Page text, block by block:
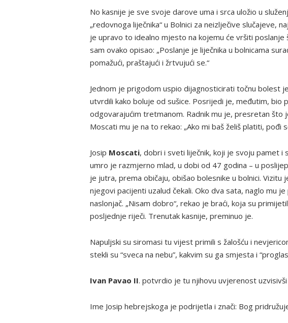
No kasnije je sve svoje darove uma i srca uložio u
„redovnoga liječnika“ u Bolnici za neizlječive slučajeve,
je upravo to idealno mjesto na kojemu će vršiti
sam ovako opisao: „Poslanje je liječnika u bolnicama
pomažući, praštajući i žrtvujući se.“
Jednom je prigodom uspio dijagnosticirati točnu bolest
utvrdili kako boluje od sušice. Posrijedi je, međutim, bio
odgovarajućim tretmanom. Radnik mu je, presretan što
Moscati mu je na to rekao: „Ako mi baš želiš platiti,
Josip Moscati, dobri i sveti liječnik, koji je svoju pamet i
umro je razmjerno mlad, u dobi od 47 godina – u
je jutra, prema običaju, obišao bolesnike u bolnici.
njegovi pacijenti uzalud čekali. Oko dva sata, naglo mu
naslonjač. „Nisam dobro“, rekao je braći, koja su
posljednje riječi. Trenutak kasnije, preminuo je.
Napuljski su siromasi tu vijest primili s žalošću i
stekli su “sveca na nebu”, kakvim su ga smjesta i
Ivan Pavao II. potvrdio je tu njihovu uvjerenost
Ime Josip hebrejskoga je podrijetla i znači: Bog